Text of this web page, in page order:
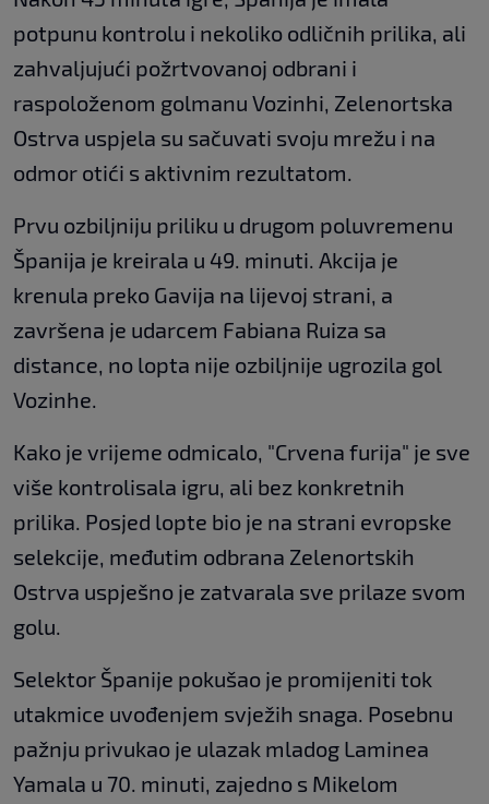
potpunu kontrolu i nekoliko odličnih prilika, ali
zahvaljujući požrtvovanoj odbrani i
raspoloženom golmanu Vozinhi, Zelenortska
Ostrva uspjela su sačuvati svoju mrežu i na
odmor otići s aktivnim rezultatom.
Prvu ozbiljniju priliku u drugom poluvremenu
Španija je kreirala u 49. minuti. Akcija je
krenula preko Gavija na lijevoj strani, a
završena je udarcem Fabiana Ruiza sa
distance, no lopta nije ozbiljnije ugrozila gol
Vozinhe.
Kako je vrijeme odmicalo, "Crvena furija" je sve
više kontrolisala igru, ali bez konkretnih
prilika. Posjed lopte bio je na strani evropske
selekcije, međutim odbrana Zelenortskih
Ostrva uspješno je zatvarala sve prilaze svom
golu.
Selektor Španije pokušao je promijeniti tok
utakmice uvođenjem svježih snaga. Posebnu
pažnju privukao je ulazak mladog Laminea
Yamala u 70. minuti, zajedno s Mikelom